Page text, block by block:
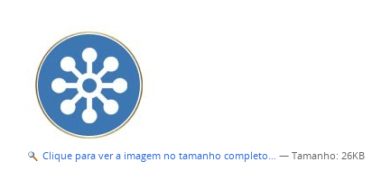
Clique para ver a imagem no tamanho completo… —Tamanho: 26KB